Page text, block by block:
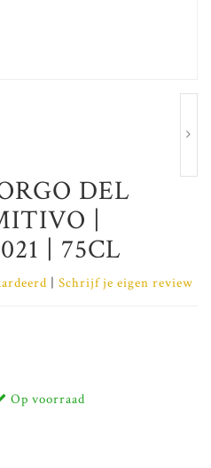
DEL
|
| 75CL
| Schrijf je eigen review
Op voorraad